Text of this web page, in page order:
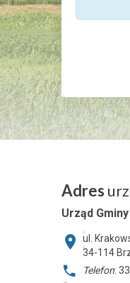
Adres
Urząd
ul.
34-114
Telefon: